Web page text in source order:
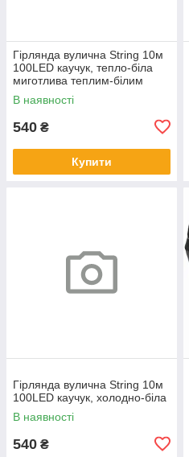
Гірлянда вулична String 10м
100LED каучук, тепло-біла
миготлива теплим-білим
В наявності
540 ₴
Купити
Гірлянда вулична String 10м
100LED каучук, холодно-біла
В наявності
540 ₴